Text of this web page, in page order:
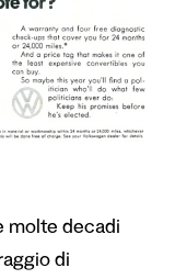
molte decadi
di